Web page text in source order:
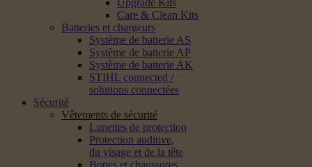
Upgrade Kits
Care & Clean Kits
Batteries et chargeurs
Système de batterie AS
Système de batterie AP
Système de batterie AK
STIHL connected /
solutions connectées
Sécurité
Vêtements de sécurité
Lunettes de protection
Protection auditive,
du visage et de la tête
Bottes et chaussures